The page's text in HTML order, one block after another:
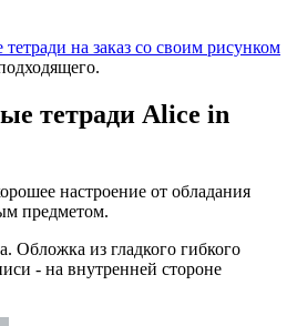
на заказ со своим рисунком
тетради Alice in
настроение от обладания
предметом.
Обложка из гладкого гибкого
- на внутренней стороне